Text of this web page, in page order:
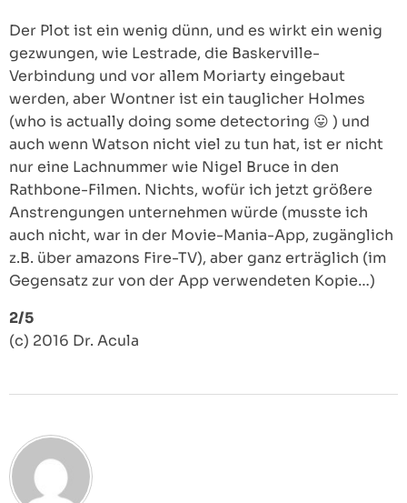
Der Plot ist ein wenig dünn, und es wirkt ein wenig
gezwungen, wie Lestrade, die Baskerville-
Verbindung und vor allem Moriarty eingebaut
werden, aber Wontner ist ein tauglicher Holmes
(who is actually doing some detectoring 😛 ) und
auch wenn Watson nicht viel zu tun hat, ist er nicht
nur eine Lachnummer wie Nigel Bruce in den
Rathbone-Filmen. Nichts, wofür ich jetzt größere
Anstrengungen unternehmen würde (musste ich
auch nicht, war in der Movie-Mania-App, zugänglich
z.B. über amazons Fire-TV), aber ganz erträglich (im
Gegensatz zur von der App verwendeten Kopie…)
2/5
(c) 2016 Dr. Acula